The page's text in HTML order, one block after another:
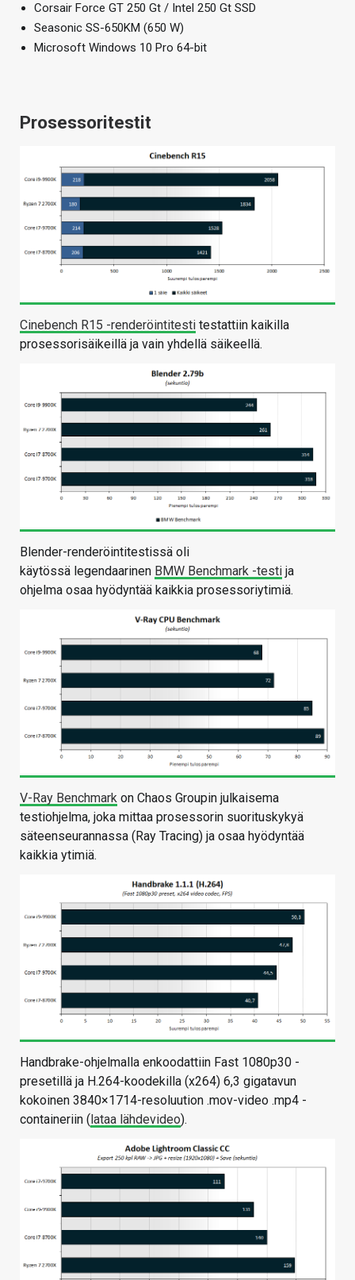
Corsair Force GT 250 Gt / Intel 250 Gt SSD
Seasonic SS-650KM (650 W)
Microsoft Windows 10 Pro 64-bit
Prosessoritestit
Cinebench R15 -renderöintitesti testattiin kaikilla
prosessorisäikeillä ja vain yhdellä säikeellä.
Blender-renderöintitestissä oli
käytössä legendaarinen BMW Benchmark -testi ja
ohjelma osaa hyödyntää kaikkia prosessoriytimiä.
V-Ray Benchmark on Chaos Groupin julkaisema
testiohjelma, joka mittaa prosessorin suorituskykyä
säteenseurannassa (Ray Tracing) ja osaa hyödyntää
kaikkia ytimiä.
Handbrake-ohjelmalla enkoodattiin Fast 1080p30 -
presetillä ja H.264-koodekilla (x264) 6,3 gigatavun
kokoinen 3840×1714-resoluution .mov-video .mp4 -
containeriin ( lataa lähdevideo).